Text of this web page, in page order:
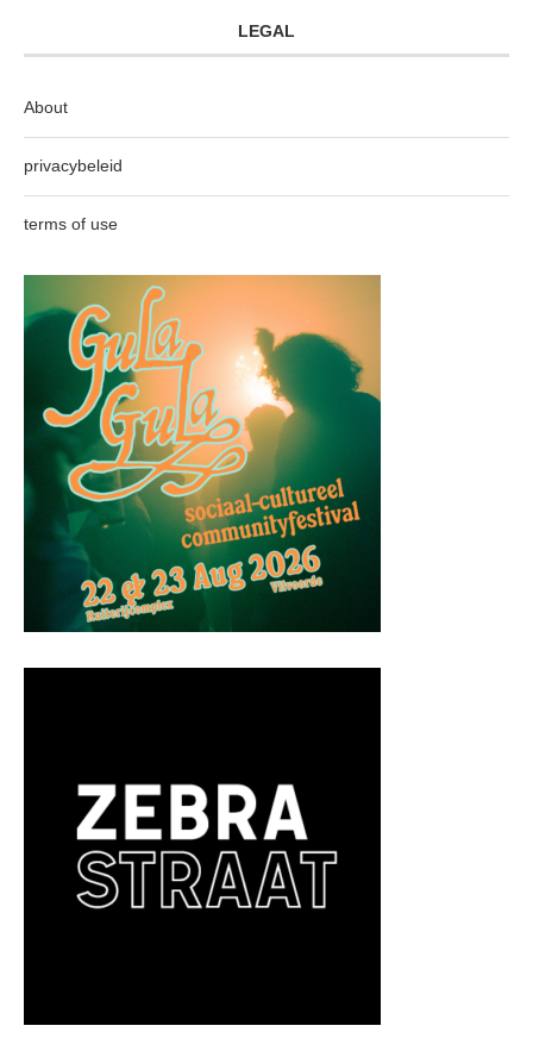
LEGAL
About
privacybeleid
terms of use